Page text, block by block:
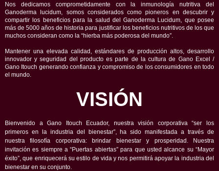
Nos dedicamos comprometidamente con la inmunología nutritiva del
Ganoderma lucidum, somos considerados como pioneros en descubrir y
compartir los beneficios para la salud del Ganoderma Lucidum, que posee
más de 5000 años de historia para justificar los beneficios nutritivos de los que
muchos consideran como la “hierba más poderosa del mundo”.
Mantener una elevada calidad, estándares de producción altos, desarrollo
innovador y seguridad del producto es parte de la cultura de Gano Excel /
Gano Itouch generando confianza y compromiso de los consumidores en todo
el mundo.
VISIÓN
Bienvenido a Gano Itouch Ecuador, nuestra visión corporativa “ser los
primeros en la industria del bienestar”, ha sido manifestada a través de
nuestra filosofía corporativa: brindar bienestar y prosperidad. Nuestra
invitación es siempre a “Puertas abiertas” para que usted alcance su “Mayor
éxito”, que enriquecerá su estilo de vida y nos permitirá apoyar la industria del
bienestar en su conjunto.